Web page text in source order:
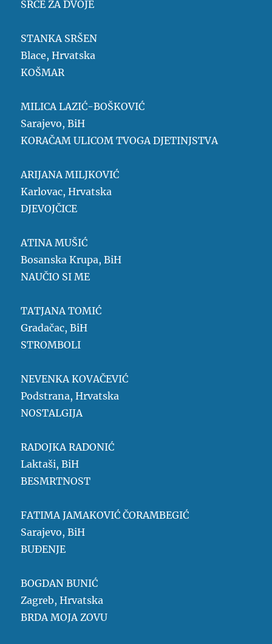
SRCE ZA DVOJE
STANKA SRŠEN
Blace, Hrvatska
KOŠMAR
MILICA LAZIĆ-BOŠKOVIĆ
Sarajevo, BiH
KORAČAM ULICOM TVOGA DJETINJSTVA
ARIJANA MILJKOVIĆ
Karlovac, Hrvatska
DJEVOJČICE
ATINA MUŠIĆ
Bosanska Krupa, BiH
NAUČIO SI ME
TATJANA TOMIĆ
Gradačac, BiH
STROMBOLI
NEVENKA KOVAČEVIĆ
Podstrana, Hrvatska
NOSTALGIJA
RADOJKA RADONIĆ
Laktaši, BiH
BESMRTNOST
FATIMA JAMAKOVIĆ ČORAMBEGIĆ
Sarajevo, BiH
BUĐENJE
BOGDAN BUNIĆ
Zagreb, Hrvatska
BRDA MOJA ZOVU